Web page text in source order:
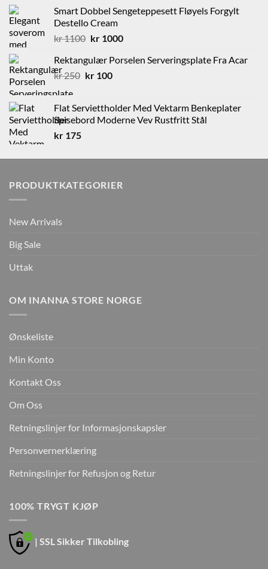
Smart Dobbel Sengeteppesett Fløyels Forgylt
Destello Cream
kr1100 Opprinnelig
var:
kr 1100.
kr1000Nåværende
er:
Rektangulær Porselen Serveringsplate Fra Acar
kr250 Opprinnelig
kr 250.
kr100Nåværende
kr 100.
Flat Serviettholder Med Vektarm Benkeplater
Spisebord Moderne Vev Rustfritt Stål
kr 175
PRODUKTKATEGORIER
New Arrivals
Big Sale
Uttak
OM INANNA STORE NORGE
Ønskeliste
Min Konto
Kontakt Oss
Om Oss
Retningslinjer for Informasjonskapsler
Personvernerklæring
Retningslinjer for Refusjon og Retur
100% TRYGT KJØP
| SSL Sikker Tilkobling